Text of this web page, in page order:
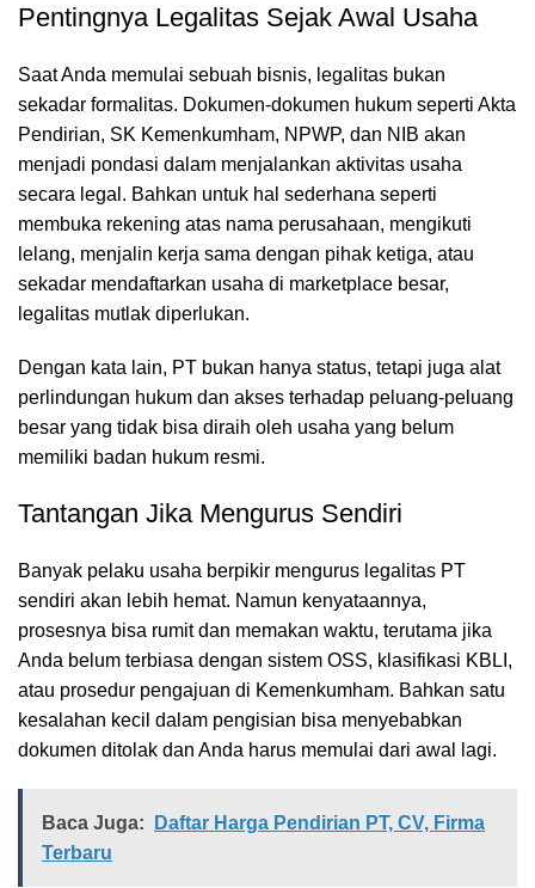
Pentingnya Legalitas Sejak Awal Usaha
Saat Anda memulai sebuah bisnis, legalitas bukan
sekadar formalitas. Dokumen-dokumen hukum seperti Akta
Pendirian, SK Kemenkumham, NPWP, dan NIB akan
menjadi pondasi dalam menjalankan aktivitas usaha
secara legal. Bahkan untuk hal sederhana seperti
membuka rekening atas nama perusahaan, mengikuti
lelang, menjalin kerja sama dengan pihak ketiga, atau
sekadar mendaftarkan usaha di marketplace besar,
legalitas mutlak diperlukan.
Dengan kata lain, PT bukan hanya status, tetapi juga alat
perlindungan hukum dan akses terhadap peluang-peluang
besar yang tidak bisa diraih oleh usaha yang belum
memiliki badan hukum resmi.
Tantangan Jika Mengurus Sendiri
Banyak pelaku usaha berpikir mengurus legalitas PT
sendiri akan lebih hemat. Namun kenyataannya,
prosesnya bisa rumit dan memakan waktu, terutama jika
Anda belum terbiasa dengan sistem OSS, klasifikasi KBLI,
atau prosedur pengajuan di Kemenkumham. Bahkan satu
kesalahan kecil dalam pengisian bisa menyebabkan
dokumen ditolak dan Anda harus memulai dari awal lagi.
Baca Juga:
Daftar Harga Pendirian PT, CV, Firma
Terbaru